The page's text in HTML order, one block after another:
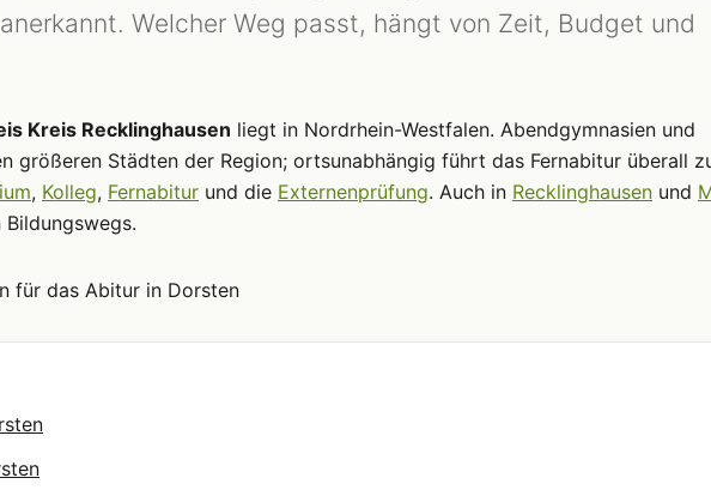
Welcher Weg passt, hängt von Zeit, Budget und
Kreis Recklinghausen liegt in Nordrhein-Westfalen. Abendgymnasien und
größeren Städten der Region; ortsunabhängig führt das Fernabitur überall
, Kolleg, Fernabitur und die Externenprüfung. Auch in Recklinghausen und